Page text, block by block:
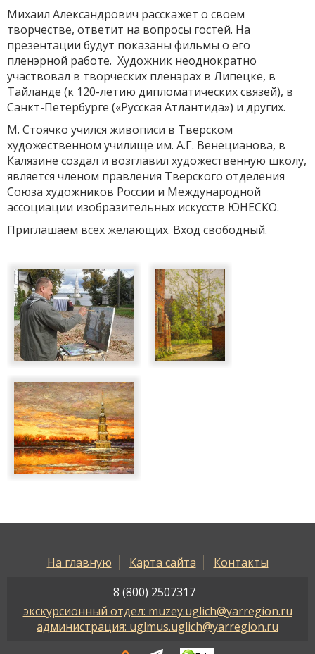
Михаил Александрович расскажет о своем
творчестве, ответит на вопросы гостей. На
презентации будут показаны фильмы о его
пленэрной работе. Художник неоднократно
участвовал в творческих пленэрах в Липецке, в
Тайланде (к 120-летию дипломатических связей), в
Санкт-Петербурге («Русская Атлантида») и других.
М. Стоячко учился живописи в Тверском
художественном училище им. А.Г. Венецианова, в
Калязине создал и возглавил художественную школу,
является членом правления Тверского отделения
Союза художников России и Международной
ассоциации изобразительных искусств ЮНЕСКО.
Приглашаем всех желающих. Вход свободный.
На главную Карта сайта
Контакты
8 (800) 2507317
экскурсионный отдел: muzey.uglich@yarregion.ru
администрация: uglmus.uglich@yarregion.ru